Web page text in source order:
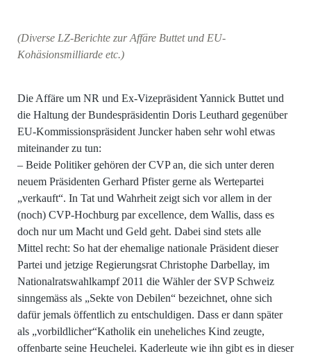
(Diverse LZ-Berichte zur Affäre Buttet und EU-
Kohäsionsmilliarde etc.)
Die Affäre um NR und Ex-Vizepräsident Yannick Buttet und
die Haltung der Bundespräsidentin Doris Leuthard gegenüber
EU-Kommissionspräsident Juncker haben sehr wohl etwas
miteinander zu tun:
– Beide Politiker gehören der CVP an, die sich unter deren
neuem Präsidenten Gerhard Pfister gerne als Wertepartei
„verkauft“. In Tat und Wahrheit zeigt sich vor allem in der
(noch) CVP-Hochburg par excellence, dem Wallis, dass es
doch nur um Macht und Geld geht. Dabei sind stets alle
Mittel recht: So hat der ehemalige nationale Präsident dieser
Partei und jetzige Regierungsrat Christophe Darbellay, im
Nationalratswahlkampf 2011 die Wähler der SVP Schweiz
sinngemäss als „Sekte von Debilen“ bezeichnet, ohne sich
dafür jemals öffentlich zu entschuldigen. Dass er dann später
als „vorbildlicher“Katholik ein uneheliches Kind zeugte,
offenbarte seine Heuchelei. Kaderleute wie ihn gibt es in dieser